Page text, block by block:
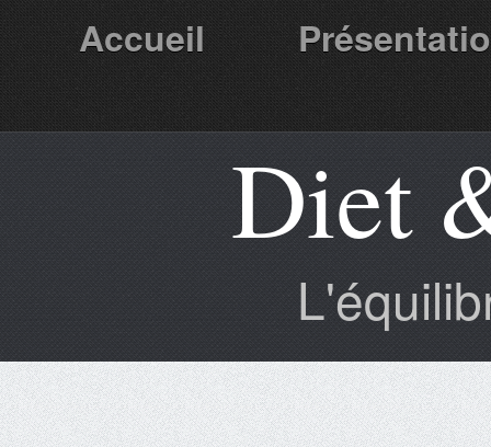
Accueil
Partenaires Diet